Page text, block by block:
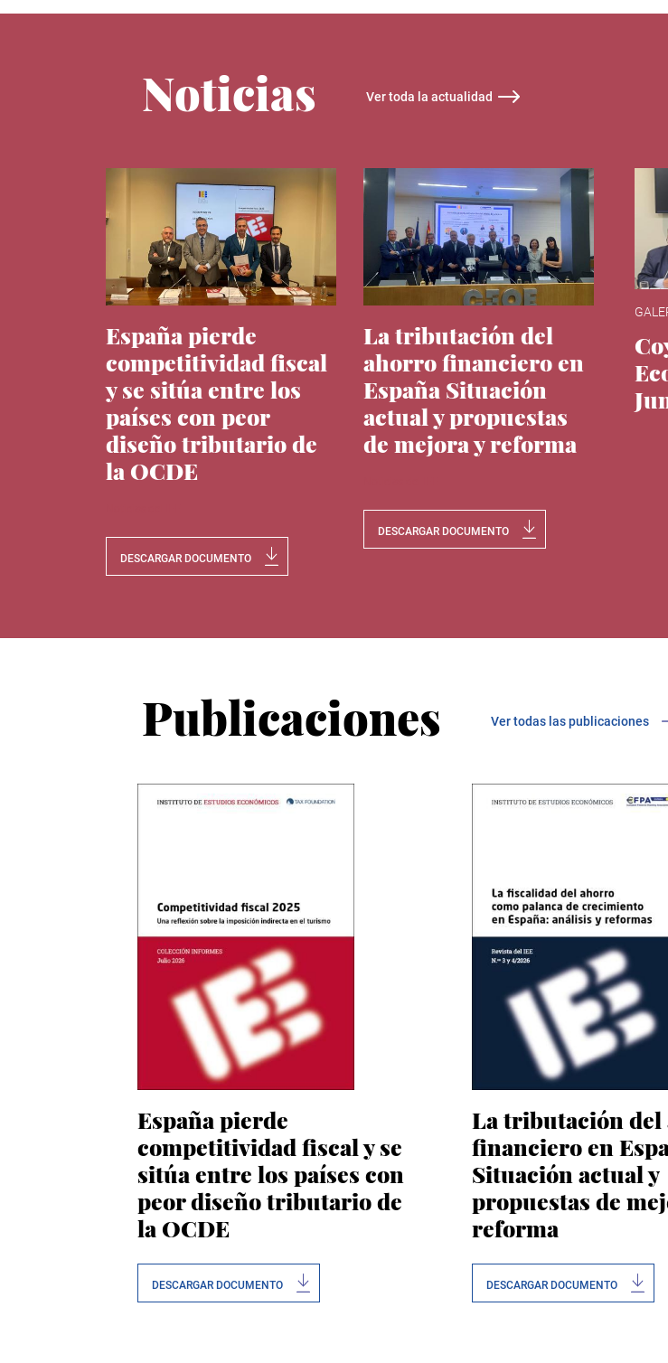
Noticias Ver toda la actualidad
España pierde
competitividad fiscal
y se sitúa entre los
países con peor
diseño tributario de
la OCDE
DESCARGAR DOCUMENTO
La tributación del
ahorro financiero en
España Situación
actual y propuestas
de mejora y reforma
DESCARGAR DOCUMENTO
Publicaciones Ver todas las publicaciones
España pierde
competitividad fiscal y se
sitúa entre los países con
peor diseño tributario de
la OCDE
DESCARGAR DOCUMENTO
La tributación
financiero en
Situación actual y
propuestas de
reforma
DESCARGAR DOCUMENTO